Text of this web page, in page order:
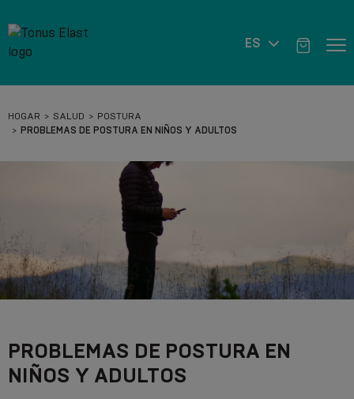
ES
HOGAR SALUD
POSTURA
PROBLEMAS DE POSTURA EN NIÑOS Y ADULTOS
PROBLEMAS DE POSTURA EN
NIÑOS Y ADULTOS